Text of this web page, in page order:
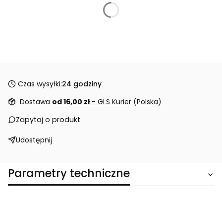
Czas wysyłki:24 godziny
Dostawa od 16,00 zł - GLS Kurier (Polska)
Zapytaj o produkt
Udostępnij
Parametry techniczne